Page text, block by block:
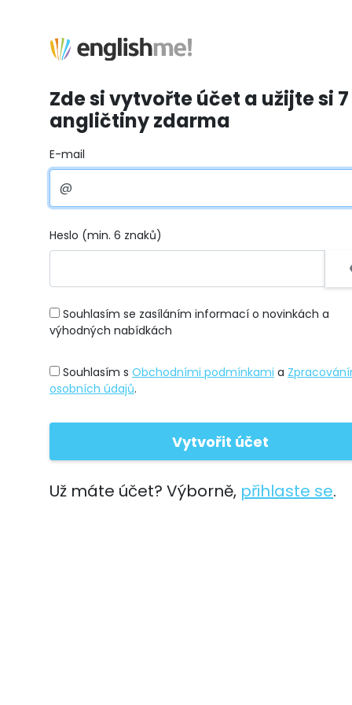
Zde si vytvořte účet a užijte si
angličtiny zdarma
E-mail
Heslo (min. 6 znaků)
Souhlasím se zasíláním informací o novinkách a
výhodných nabídkách
Souhlasím s Obchodními podmínkami a
osobních údajů.
Už máte účet? Výborně, přihlaste se.